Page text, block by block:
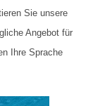
Sie unsere
Angebot für
Ihre Sprache